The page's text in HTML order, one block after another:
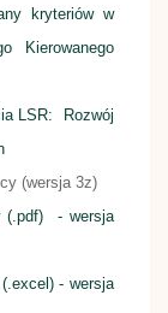
kryteriów w
Kierowanego
LSR: Rozwój
(wersja 3z)
(.pdf) - wersja
- wersja